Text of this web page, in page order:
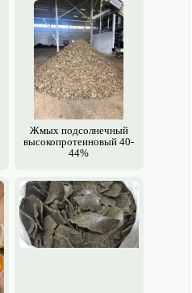
Жмых подсолнечный
высоко­протеиновый 40-
44%